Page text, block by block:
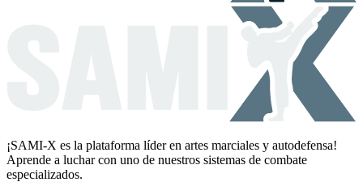
¡SAMI-X es la plataforma líder en artes marciales y autodefensa!
Aprende a luchar con uno de nuestros sistemas de combate
especializados.